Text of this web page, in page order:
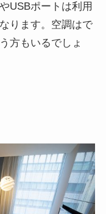
USBポートは利用
ります。空調はで
方もいるでしょ